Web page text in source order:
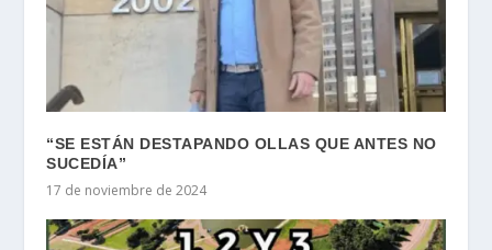
“SE ESTÁN DESTAPANDO OLLAS QUE ANTES NO
SUCEDÍA”
17 de noviembre de 2024